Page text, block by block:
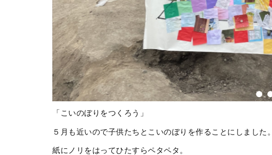
「こいのぼりをつくろう」
５月も近いので子供たちとこいのぼりを作ることにしました。
紙にノリをはってひたすらペタペタ。